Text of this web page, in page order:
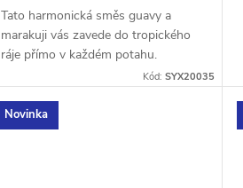
Tato harmonická směs guavy a
marakuji vás zavede do tropického
ráje přímo v každém potahu.
Kód:SYX20035
Novinka